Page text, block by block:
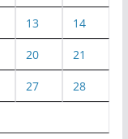
13 14
20 21
27 28